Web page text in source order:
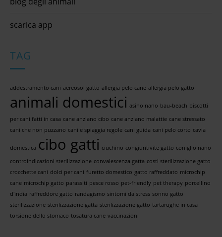
scarica app
TAG
addestramento cani aereosol gatto allergia pelo cane allergia pelo gatto
animali domestici asino nano bau-beach biscotti
per cani fatti in casa cane anziano cibo cane anziano malattie cane stressato
cani che non puzzano cani e spiaggia regole cani guida cani pelo corto cavia
domestica cibo gatti ciuchino congiuntivite gatto coniglio nano
controindicazioni sterilizzazione convalescenza gatta costi sterilizzazione gatto
crocchette cani dolci per cani furetto domestico gatto raffreddato microchip
cane microchip gatto parassiti pesce rosso pet-friendly pet therapy porcellino
d'india raffreddore gatto randagismo sintomi da stress sonno gatto
sterilizzazione sterilizzazione gatta sterilizzazione gatto tartarughe in casa
torsione dello stomaco tosatura cane vaccinazioni